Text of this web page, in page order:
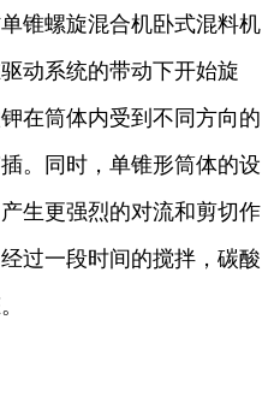
锥螺旋混合机卧式混料机
动系统的带动下开始旋
在筒体内受到不同方向的
。同时，单锥形筒体的设
生更强烈的对流和剪切作
过一段时间的搅拌，碳酸